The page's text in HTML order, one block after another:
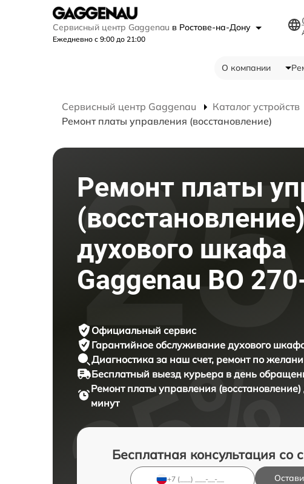
Сервисный центр Gaggenau в Ростове-на-Дону
Ежедневно с 9:00 до 21:00
О компании
Сервисный центр Gaggenau Каталог устройств
Ремонт платы управления (восстановление)
Ремонт платы
(восстановление)
духового шкафа
Gaggenau BO
Официальный сервис
Гарантийное обслуживание духового
Диагностика за наш счет, ремонт по
Бесплатный выезд курьера в день
Ремонт платы управления
минут
Бесплатная консультация со